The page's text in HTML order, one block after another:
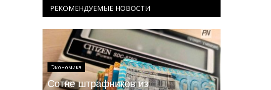
РЕКОМЕНДУЕМЫЕ НОВОСТИ
Экономика
Сотне штрафников из